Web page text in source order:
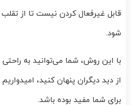
قابل غیرفعال کردن نیست تا از
شود.
با این روش، شما می‌توانید به راحتی
از دید دیگران پنهان کنید،
برای شما مفید بوده باشد.